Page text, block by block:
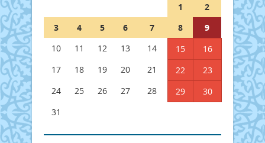
1
2
3
4 5 6 7 8
9
10
11 12 13 14 15
16
17
18 19 20 21 22
23
24
25 26 27 28 29
30
31